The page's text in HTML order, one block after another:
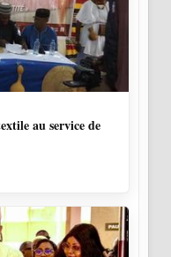
au service de